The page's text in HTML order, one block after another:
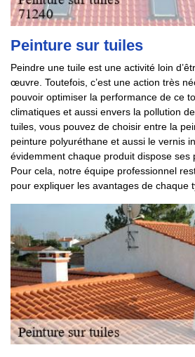
Peinture sur tuiles
Peindre une tuile est une activité loin
œuvre. Toutefois, c’est une action très
pouvoir optimiser la performance de ce
climatiques et aussi envers la pollution
tuiles, vous pouvez de choisir entre la
peinture polyuréthane et aussi le vernis
évidemment chaque produit dispose ses
Pour cela, notre équipe professionnel
pour expliquer les avantages de chaque